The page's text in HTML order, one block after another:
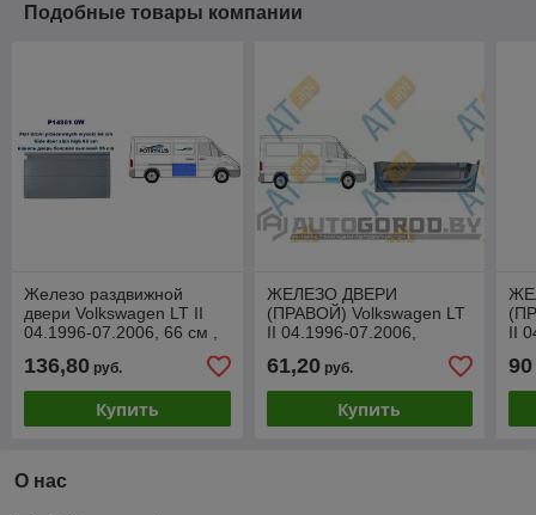
Подобные товары компании
Железо раздвижной
двери Volkswagen LT II
04.1996-07.2006, 66 см ,
136,80 руб.
Купить
ЖЕЛЕЗО ДВЕРИ
(ПРАВОЙ) Volkswagen LT
II 04.1996-07.2006,
часть,PBZ50643ER
61,20руб.
Купить
II
90
О нас